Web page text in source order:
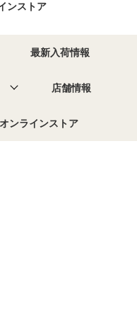
ンストア
最新入荷情報
店舗情報
オンラインストア